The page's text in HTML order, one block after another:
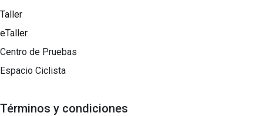
Taller
eTaller
Centro de Pruebas
Espacio Ciclista
Términos y condiciones